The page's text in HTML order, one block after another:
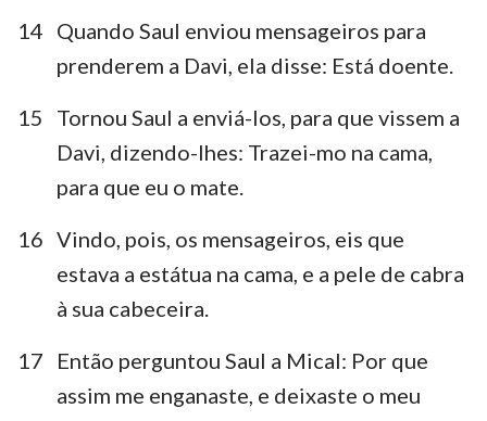
14 Quando Saul enviou mensageiros para
prenderem a Davi, ela disse: Está doente.
15
Tornou Saul a enviá-los, para que vissem a
Davi, dizendo-lhes: Trazei-mo na cama,
para que eu o mate.
16 Vindo, pois, os mensageiros, eis que
estava a estátua na cama, e a pele de cabra
à sua cabeceira.
17
Então perguntou Saul a Mical: Por que
assim me enganaste, e deixaste o meu